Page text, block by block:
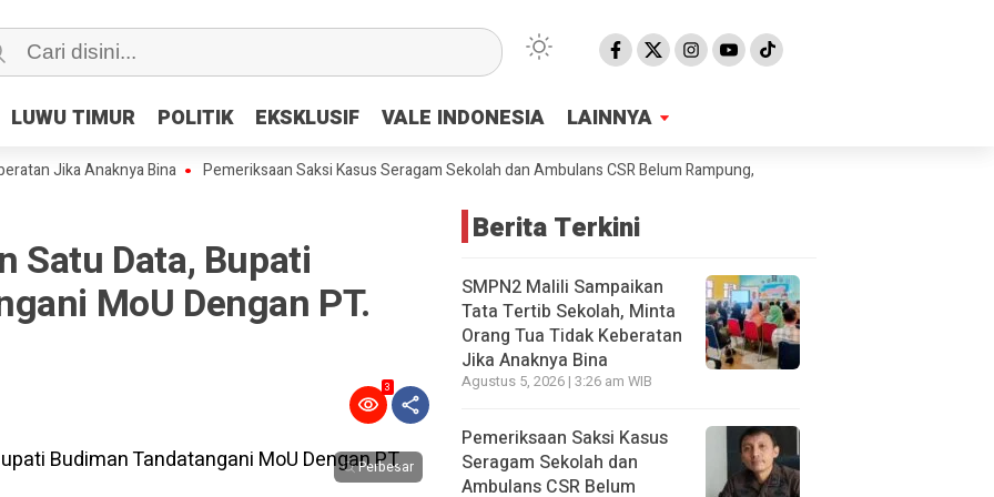
LUWU TIMUR POLITIK EKSKLUSIF VALE INDONESIA LAINNYA
LUWU TIMUR POLITIK EKSKLUSIF VALE INDONESIA LAINNYA
Anaknya Bina Pemeriksaan Saksi Kasus Seragam Sekolah dan Ambulans CSR Belum Rampung, Jaksa Sebut Sudah 40 Orang Yang
Satu Data, Bupati
MoU Dengan PT.
3
Perbesar
Berita Terkini
SMPN2 Malili Sampaikan
Tata Tertib Sekolah, Minta
Orang Tua Tidak Keberatan
Jika Anaknya Bina
Agustus 5, 2026 | 3:26 am WIB
Pemeriksaan Saksi Kasus
Seragam Sekolah dan
Ambulans CSR Belum